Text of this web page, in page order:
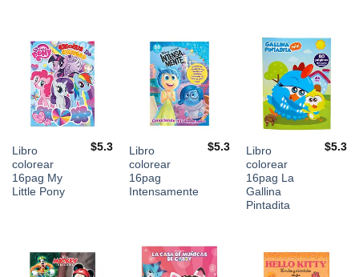
Libro
colorear
16pag My
Little Pony
$5.3
Libro
colorear
16pag
Intensamente
$5.3
Libro
colorear
16pag La
Gallina
Pintadita
$5.3